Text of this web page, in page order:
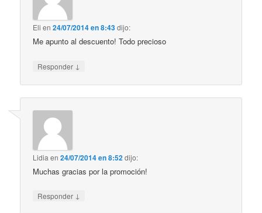
Eli en24/07/2014 en 8:43dijo:
Me apunto al descuento! Todo precioso
Responder ↓
Lidia en24/07/2014 en 8:52dijo:
Muchas gracias por la promoción!
Responder ↓